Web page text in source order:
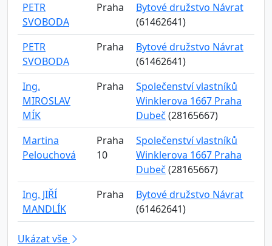
PETR
SVOBODA
Praha
Bytové družstvo Návrat
(61462641)
PETR
SVOBODA
Praha
Bytové družstvo Návrat
(61462641)
Ing.
MIROSLAV
MÍK
Praha
Společenství vlastníků
Winklerova 1667 Praha
Dubeč (28165667)
Martina
Pelouchová
Praha
10
Společenství vlastníků
Winklerova 1667 Praha
Dubeč (28165667)
Ing. JIŘÍ
MANDLÍK
Praha
Bytové družstvo Návrat
(61462641)
Ukázat vše